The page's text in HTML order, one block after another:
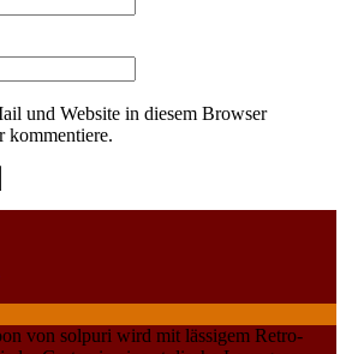
und Website in diesem Browser
kommentiere.
von solpuri wird mit lässigem Retro-